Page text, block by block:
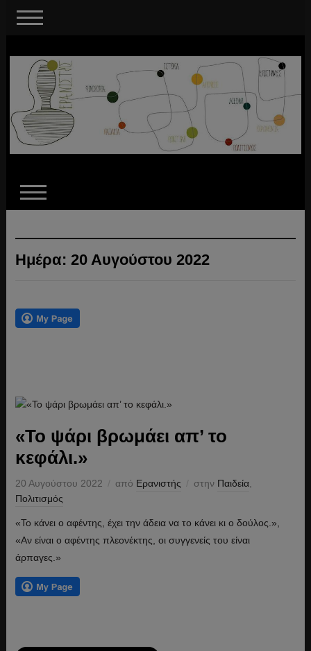
Ημέρα: 20 Αυγούστου 2022
«Το ψάρι βρωμάει απ’ το
κεφάλι.»
20 Αυγούστου 2022 από Ερανιστής στην Παιδεία,
Πολιτισμός
«Το κάνει ο αφέντης, έχει την άδεια να το κάνει κι ο δούλος.»,
«Αν είναι ο αφέντης πλεονέκτης, οι συγγενείς του είναι
άρπαγες.»